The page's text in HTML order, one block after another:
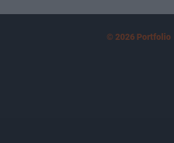
© 2026 Portfolio